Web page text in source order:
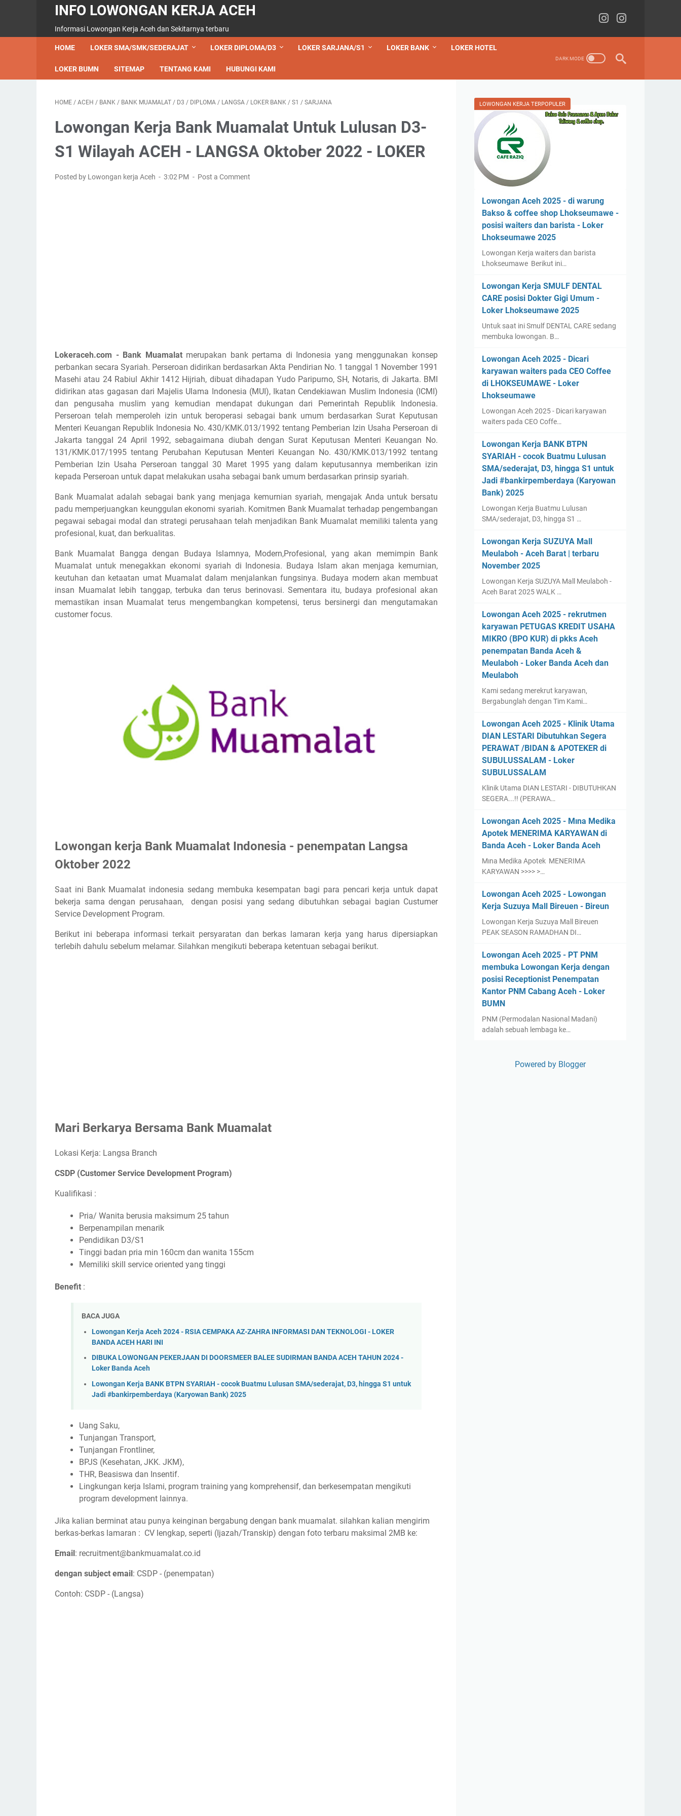
INFO LOWONGAN KERJA ACEH
Informasi Lowongan Kerja Aceh dan Sekitarnya terbaru
HOME LOKER SMA/SMK/SEDERAJAT LOKER DIPLOMA/D3 LOKER SARJANA/S1 LOKER BANK LOKER HOTEL
LOKER BUMN SITEMAP TENTANG KAMI HUBUNGI KAMI
HOME / ACEH / BANK / BANK MUAMALAT / D3 / DIPLOMA / LANGSA / LOKER BANK / S1 / SARJANA
Lowongan Kerja Bank Muamalat Untuk Lulusan D3-
S1 Wilayah ACEH - LANGSA Oktober 2022 - LOKER
Posted by Lowongan kerja Aceh 3:02 PM Post a Comment
Lokeraceh.com - Bank Muamalatmerupakan bank pertama di Indonesia yang menggunakan konsep
perbankan secara Syariah. Perseroan didirikan berdasarkan Akta Pendirian No. 1 tanggal 1 November 1991
Masehi atau 24 Rabiul Akhir 1412 Hijriah, dibuat dihadapan Yudo Paripurno, SH, Notaris, di Jakarta. BMI
didirikan atas gagasan dari Majelis Ulama Indonesia (MUI), Ikatan Cendekiawan Muslim Indonesia (ICMI)
dan pengusaha muslim yang kemudian mendapat dukungan dari Pemerintah Republik Indonesia.
Perseroan telah memperoleh izin untuk beroperasi sebagai bank umum berdasarkan Surat Keputusan
Menteri Keuangan Republik Indonesia No. 430/KMK.013/1992 tentang Pemberian Izin Usaha Perseroan di
Jakarta tanggal 24 April 1992, sebagaimana diubah dengan Surat Keputusan Menteri Keuangan No.
131/KMK.017/1995 tentang Perubahan Keputusan Menteri Keuangan No. 430/KMK.013/1992 tentang
Pemberian Izin Usaha Perseroan tanggal 30 Maret 1995 yang dalam keputusannya memberikan izin
kepada Perseroan untuk dapat melakukan usaha sebagai bank umum berdasarkan prinsip syariah.
Bank Muamalat adalah sebagai bank yang menjaga kemurnian syariah, mengajak Anda untuk bersatu
padu memperjuangkan keunggulan ekonomi syariah. Komitmen Bank Muamalat terhadap pengembangan
pegawai sebagai modal dan strategi perusahaan telah menjadikan Bank Muamalat memiliki talenta yang
profesional, kuat, dan berkualitas.
Bank Muamalat Bangga dengan Budaya Islamnya, Modern,Profesional, yang akan memimpin Bank
Muamalat untuk menegakkan ekonomi syariah di Indonesia. Budaya Islam akan menjaga kemurnian,
keutuhan dan ketaatan umat Muamalat dalam menjalankan fungsinya. Budaya modern akan membuat
insan Muamalat lebih tanggap, terbuka dan terus berinovasi. Sementara itu, budaya profesional akan
memastikan insan Muamalat terus mengembangkan kompetensi, terus bersinergi dan mengutamakan
customer focus.
Lowongan kerja Bank Muamalat Indonesia - penempatan Langsa
Oktober 2022
Saat ini Bank Muamalat indonesia sedang membuka kesempatan bagi para pencari kerja untuk dapat
bekerja sama dengan perusahaan, dengan posisi yang sedang dibutuhkan sebagai bagian Custumer
Service Development Program.
Berikut ini beberapa informasi terkait persyaratan dan berkas lamaran kerja yang harus dipersiapkan
terlebih dahulu sebelum melamar. Silahkan mengikuti beberapa ketentuan sebagai berikut.
Mari Berkarya Bersama Bank Muamalat
Lokasi Kerja: Langsa Branch
CSDP (Customer Service Development Program)
Kualifikasi :
Pria/ Wanita berusia maksimum 25 tahun
Berpenampilan menarik
Pendidikan D3/S1
Tinggi badan pria min 160cm dan wanita 155cm
Memiliki skill service oriented yang tinggi
Benefit :
BACA JUGA
Lowongan Kerja Aceh 2024 - RSIA CEMPAKA AZ-ZAHRA INFORMASI DAN TEKNOLOGI - LOKER
BANDA ACEH HARI INI
DIBUKA LOWONGAN PEKERJAAN DI DOORSMEER BALEE SUDIRMAN BANDA ACEH TAHUN 2024 -
Loker Banda Aceh
Lowongan Kerja BANK BTPN SYARIAH - cocok Buatmu Lulusan SMA/sederajat, D3, hingga S1 untuk
Jadi #bankirpemberdaya (Karyowan Bank) 2025
Uang Saku,
Tunjangan Transport,
Tunjangan Frontliner,
BPJS (Kesehatan, JKK. JKM),
THR, Beasiswa dan Insentif.
Lingkungan kerja Islami, program training yang komprehensif, dan berkesempatan mengikuti
program development lainnya.
Jika kalian berminat atau punya keinginan bergabung dengan bank muamalat. silahkan kalian mengirim
berkas-berkas lamaran : CV lengkap, seperti (Ijazah/Transkip) dengan foto terbaru maksimal 2MB ke:
Email: recruitment@bankmuamalat.co.id
dengan subject email: CSDP - (penempatan)
Contoh: CSDP - (Langsa)
LOWONGAN KERJA TERPOPULER
Lowongan Aceh 2025 - di warung
Bakso & coffee shop Lhokseumawe -
posisi waiters dan barista - Loker
Lhokseumawe 2025
Lowongan Kerja waiters dan barista
Lhokseumawe Berikut ini…
Lowongan Kerja SMULF DENTAL
CARE posisi Dokter Gigi Umum -
Loker Lhokseumawe 2025
Untuk saat ini Smulf DENTAL CARE sedang
membuka lowongan. B…
Lowongan Aceh 2025 - Dicari
karyawan waiters pada CEO Coffee
di LHOKSEUMAWE - Loker
Lhokseumawe
Lowongan Aceh 2025 - Dicari karyawan
waiters pada CEO Coffe…
Lowongan Kerja BANK BTPN
SYARIAH - cocok Buatmu Lulusan
SMA/sederajat, D3, hingga S1 untuk
Jadi #bankirpemberdaya (Karyowan
Bank) 2025
Lowongan Kerja Buatmu Lulusan
SMA/sederajat, D3, hingga S1 …
Lowongan Kerja SUZUYA Mall
Meulaboh - Aceh Barat | terbaru
November 2025
Lowongan Kerja SUZUYA Mall Meulaboh -
Aceh Barat 2025 WALK …
Lowongan Aceh 2025 - rekrutmen
karyawan PETUGAS KREDIT USAHA
MIKRO (BPO KUR) di pkks Aceh
penempatan Banda Aceh &
Meulaboh - Loker Banda Aceh dan
Meulaboh
Kami sedang merekrut karyawan,
Bergabunglah dengan Tim Kami…
Lowongan Aceh 2025 - Klinik Utama
DIAN LESTARI Dibutuhkan Segera
PERAWAT /BIDAN & APOTEKER di
SUBULUSSALAM - Loker
SUBULUSSALAM
Klinik Utama DIAN LESTARI - DIBUTUHKAN
SEGERA...!! (PERAWA…
Lowongan Aceh 2025 - Mına Medika
Apotek MENERIMA KARYAWAN di
Banda Aceh - Loker Banda Aceh
Mına Medika Apotek MENERIMA
KARYAWAN >>>> >…
Lowongan Aceh 2025 - Lowongan
Kerja Suzuya Mall Bireuen - Bireun
Lowongan Kerja Suzuya Mall Bireuen
PEAK SEASON RAMADHAN DI…
Lowongan Aceh 2025 - PT PNM
membuka Lowongan Kerja dengan
posisi Receptionist Penempatan
Kantor PNM Cabang Aceh - Loker
BUMN
PNM (Permodalan Nasional Madani)
adalah sebuah lembaga ke…
Powered by Blogger